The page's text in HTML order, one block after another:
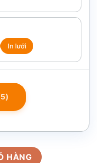
In lưới
sổ da và bút ký BGS-33
HÀNG